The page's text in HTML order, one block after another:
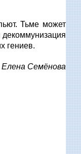
Тьме может
декоммунизация
гениев.
Елена Семёнова